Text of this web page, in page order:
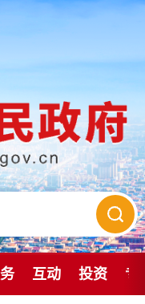
互动 投资 专